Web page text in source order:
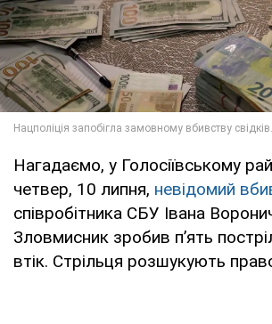
Нагадаємо, у Голосіївському
четвер, 10 липня, невідомий
співробітника СБУ Івана
Зловмисник зробив п’ять
втік. Стрільця розшукують